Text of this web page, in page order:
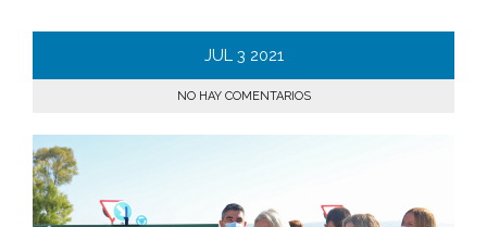
JUL 3 2021
NO HAY COMENTARIOS